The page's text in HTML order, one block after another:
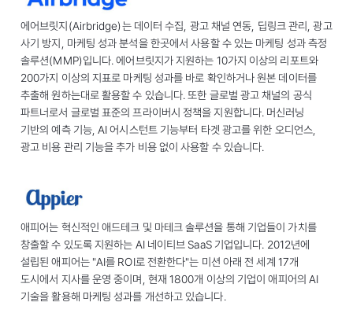
에어브릿지(Airbridge)는 데이터 수집, 광고 채널 연동, 딥링크 관리, 광고
사기 방지, 마케팅 성과 분석을 한곳에서 사용할 수 있는 마케팅 성과 측정
솔루션(MMP)입니다. 에어브릿지가 지원하는 10가지 이상의 리포트와
200가지 이상의 지표로 마케팅 성과를 바로 확인하거나 원본 데이터를
추출해 원하는대로 활용할 수 있습니다. 또한 글로벌 광고 채널의 공식
파트너로서 글로벌 표준의 프라이버시 정책을 지원합니다. 머신러닝
기반의 예측 기능, AI 어시스턴트 기능부터 타겟 광고를 위한 오디언스,
광고 비용 관리 기능을 추가 비용 없이 사용할 수 있습니다.
애피어는 혁신적인 애드테크 및 마테크 솔루션을 통해 기업들이 가치를
창출할 수 있도록 지원하는 AI 네이티브 SaaS 기업입니다. 2012년에
설립된 애피어는 "AI를 ROI로 전환한다"는 미션 아래 전 세계 17개
도시에서 지사를 운영 중이며, 현재 1800개 이상의 기업이 애피어의 AI
기술을 활용해 마케팅 성과를 개선하고 있습니다.